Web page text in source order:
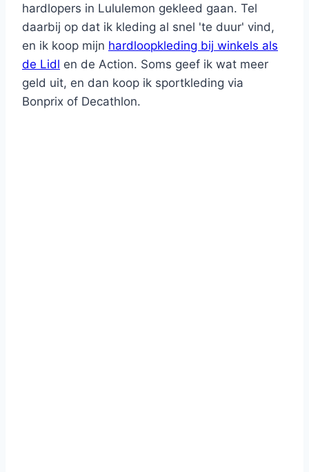
hardlopers in Lululemon gekleed gaan. Tel
daarbij op dat ik kleding al snel 'te duur' vind,
en ik koop mijn hardloopkleding bij winkels als
de Lidl en de Action. Soms geef ik wat meer
geld uit, en dan koop ik sportkleding via
Bonprix of Decathlon.